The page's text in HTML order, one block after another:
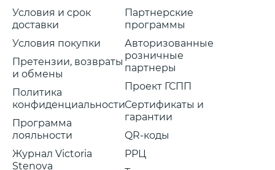
Условия и срок
доставки
Условия покупки
Претензии, возвраты
и обмены
Политика
конфиденциальности
Программа
лояльности
Журнал Victoria
Stenova
Партнерские
программы
Авторизованные
розничные
партнеры
Проект ГСПП
Сертификаты и
гарантии
QR-коды
РРЦ